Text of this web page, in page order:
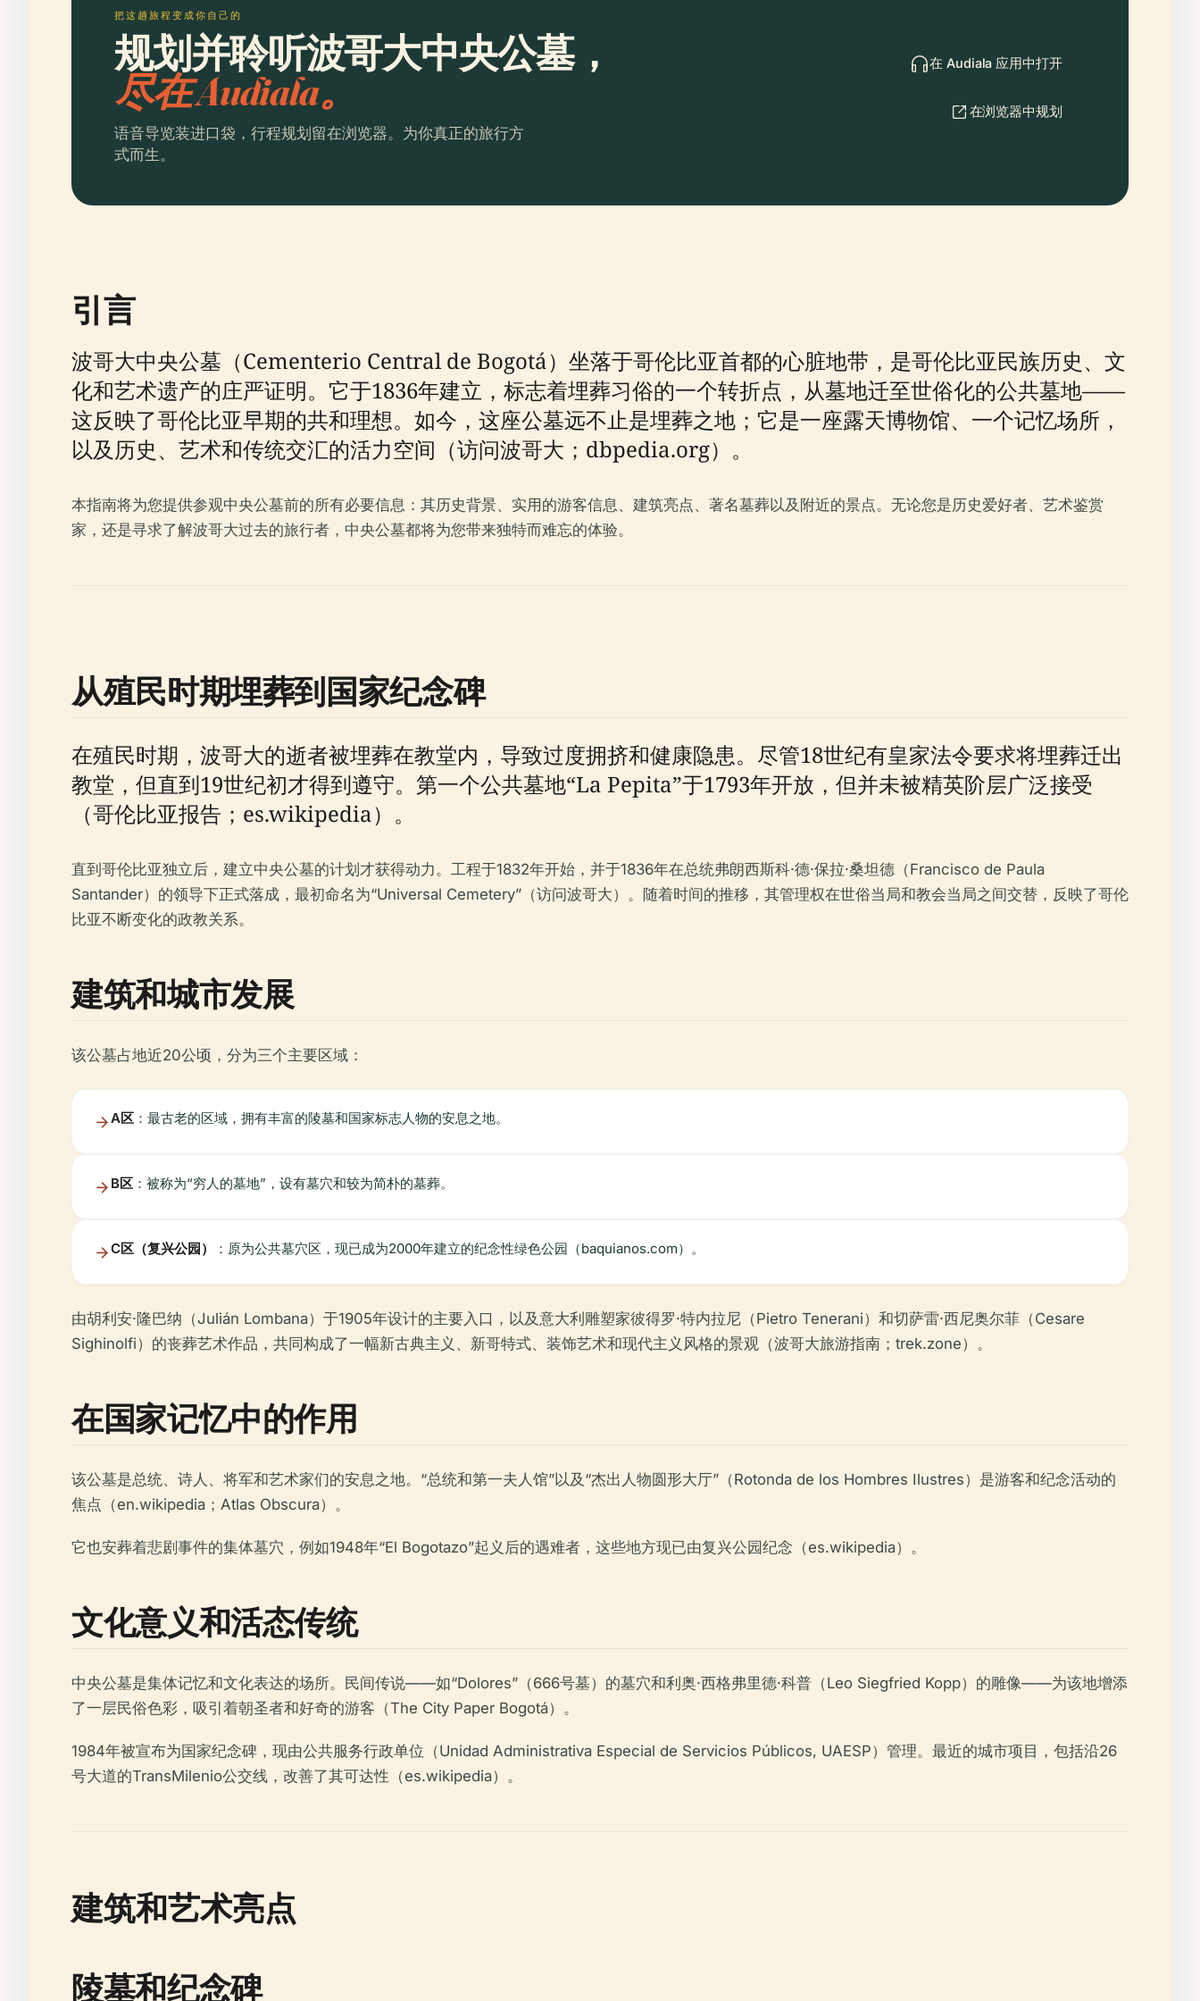
把这趟旅程变成你自己的
规划并聆听波哥大中央公墓，
尽在 Audiala。
语音导览装进口袋，行程规划留在浏览器。为你真正的旅行方
式而生。
在 Audiala 应用中打开
在浏览器中规划
引言
波哥大中央公墓（Cementerio Central de Bogotá）坐落于哥伦比亚首都的心脏地带，是哥伦比亚民族历史、文
化和艺术遗产的庄严证明。它于1836年建立，标志着埋葬习俗的一个转折点，从墓地迁至世俗化的公共墓地——
这反映了哥伦比亚早期的共和理想。如今，这座公墓远不止是埋葬之地；它是一座露天博物馆、一个记忆场所，
以及历史、艺术和传统交汇的活力空间（访问波哥大；dbpedia.org）。
本指南将为您提供参观中央公墓前的所有必要信息：其历史背景、实用的游客信息、建筑亮点、著名墓葬以及附近的景点。无论您是历史爱好者、艺术鉴赏
家，还是寻求了解波哥大过去的旅行者，中央公墓都将为您带来独特而难忘的体验。
从殖民时期埋葬到国家纪念碑
在殖民时期，波哥大的逝者被埋葬在教堂内，导致过度拥挤和健康隐患。尽管18世纪有皇家法令要求将埋葬迁出
教堂，但直到19世纪初才得到遵守。第一个公共墓地“La Pepita”于1793年开放，但并未被精英阶层广泛接受
（哥伦比亚报告；es.wikipedia）。
直到哥伦比亚独立后，建立中央公墓的计划才获得动力。工程于1832年开始，并于1836年在总统弗朗西斯科·德·保拉·桑坦德（Francisco de Paula
Santander）的领导下正式落成，最初命名为“Universal Cemetery”（访问波哥大）。随着时间的推移，其管理权在世俗当局和教会当局之间交替，反映了哥伦
比亚不断变化的政教关系。
建筑和城市发展
该公墓占地近20公顷，分为三个主要区域：
A区 ：最古老的区域，拥有丰富的陵墓和国家标志人物的安息之地。
B区 ：被称为“穷人的墓地”，设有墓穴和较为简朴的墓葬。
C区（复兴公园） ：原为公共墓穴区，现已成为2000年建立的纪念性绿色公园（baquianos.com）。
由胡利安·隆巴纳（Julián Lombana）于1905年设计的主要入口，以及意大利雕塑家彼得罗·特内拉尼（Pietro Tenerani）和切萨雷·西尼奥尔菲（Cesare
Sighinolfi）的丧葬艺术作品，共同构成了一幅新古典主义、新哥特式、装饰艺术和现代主义风格的景观（波哥大旅游指南；trek.zone）。
在国家记忆中的作用
该公墓是总统、诗人、将军和艺术家们的安息之地。“总统和第一夫人馆”以及“杰出人物圆形大厅”（Rotonda de los Hombres Ilustres）是游客和纪念活动的
焦点（en.wikipedia；Atlas Obscura）。
它也安葬着悲剧事件的集体墓穴，例如1948年“El Bogotazo”起义后的遇难者，这些地方现已由复兴公园纪念（es.wikipedia）。
文化意义和活态传统
中央公墓是集体记忆和文化表达的场所。民间传说——如“Dolores”（666号墓）的墓穴和利奥·西格弗里德·科普（Leo Siegfried Kopp）的雕像——为该地增添
了一层民俗色彩，吸引着朝圣者和好奇的游客（The City Paper Bogotá）。
1984年被宣布为国家纪念碑，现由公共服务行政单位（Unidad Administrativa Especial de Servicios Públicos, UAESP）管理。最近的城市项目，包括沿26
号大道的TransMilenio公交线，改善了其可达性（es.wikipedia）。
建筑和艺术亮点
陵墓和纪念碑